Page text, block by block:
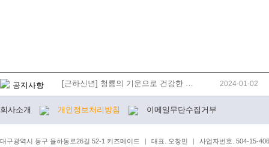
공지사항 [근하신년] 청룡의 기운으로 건강한 … 2024-01-02
회사소개 개인정보처리방침 이메일무단수집거부
대구광역시 동구 율하동로26길 52-1 키즈메이드 대표. 오창민
사업자번호. 504-15-